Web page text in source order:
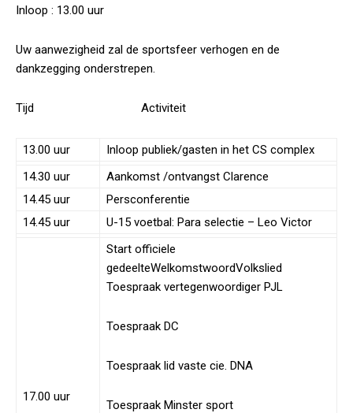
Inloop : 13.00 uur
Uw aanwezigheid zal de sportsfeer verhogen en de
dankzegging onderstrepen.
Tijd Activiteit
13.00 uur
Inloop publiek/gasten in het CS complex
14.30 uur
Aankomst /ontvangst Clarence
14.45 uur
Persconferentie
14.45 uur
U-15 voetbal: Para selectie – Leo Victor
17.00 uur
Start officiele
gedeelteWelkomstwoordVolkslied
Toespraak vertegenwoordiger PJL
Toespraak DC
Toespraak lid vaste cie. DNA
Toespraak Minster sport